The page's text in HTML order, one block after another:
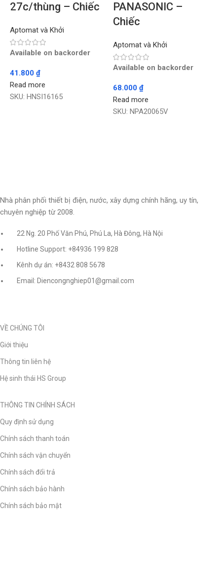
27c/thùng – Chiếc
Aptomat và Khởi
Available on backorder
41.800 ₫
Read more
SKU: HNSI16165
PANASONIC –
Chiếc
Aptomat và Khởi
Available on backorder
68.000 ₫
Read more
SKU: NPA20065V
Nhà phân phối thiết bị điện, nước, xây dựng chính hãng, uy tín,
chuyên nghiệp từ 2008.
22 Ng. 20 Phố Văn Phú, Phú La, Hà Đông, Hà Nội
Hotline Support: +84936 199 828
Kênh dự án: +8432 808 5678
Email: Diencongnghiep01@gmail.com
VỀ CHÚNG TÔI
Giới thiệu
Thông tin liên hệ
Hệ sinh thái HS Group
THÔNG TIN CHÍNH SÁCH
Quy định sử dụng
Chính sách thanh toán
Chính sách vận chuyển
Chính sách đổi trả
Chính sách bảo hành
Chính sách bảo mật